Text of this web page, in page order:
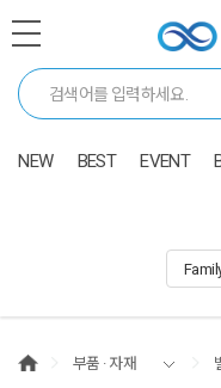
NEW BEST EVENT
부품 · 자재